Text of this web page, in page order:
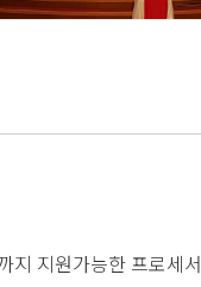
지 지원가능한 프로세서